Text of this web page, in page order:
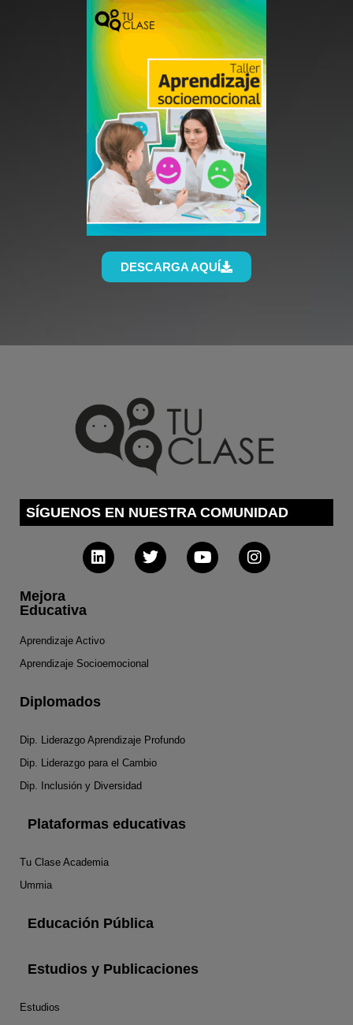
DESCARGA AQUÍ
SÍGUENOS EN NUESTRA COMUNIDAD
Mejora
Educativa
Aprendizaje Activo
Aprendizaje Socioemocional
Diplomados
Dip. Liderazgo Aprendizaje Profundo
Dip. Liderazgo para el Cambio
Dip. Inclusión y Diversidad
Plataformas educativas
Tu Clase Academia
Ummia
Educación Pública
Estudios y Publicaciones
Estudios